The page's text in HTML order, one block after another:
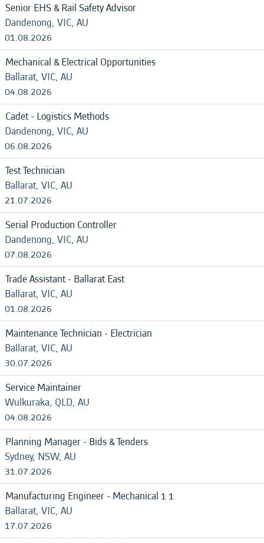
Senior EHS & Rail Safety Advisor
Dandenong, VIC, AU
01.08.2026
Mechanical & Electrical Opportunities
Ballarat, VIC, AU
04.08.2026
Cadet - Logistics Methods
Dandenong, VIC, AU
06.08.2026
Test Technician
Ballarat, VIC, AU
21.07.2026
Serial Production Controller
Dandenong, VIC, AU
07.08.2026
Trade Assistant - Ballarat East
Ballarat, VIC, AU
01.08.2026
Maintenance Technician - Electrician
Ballarat, VIC, AU
30.07.2026
Service Maintainer
Wulkuraka, QLD, AU
04.08.2026
Planning Manager - Bids & Tenders
Sydney, NSW, AU
31.07.2026
Manufacturing Engineer - Mechanical 1 1
Ballarat, VIC, AU
17.07.2026